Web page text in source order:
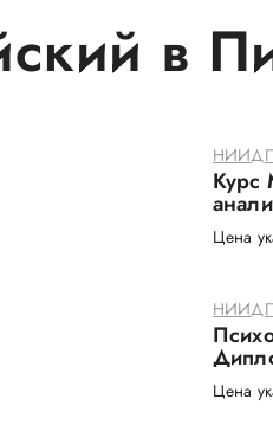
в
Курс
Цена
Цена